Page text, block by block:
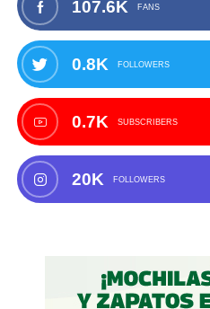
107.6K FANS
0.8K FOLLOWERS
0.7K SUBSCRIBERS
20K FOLLOWERS